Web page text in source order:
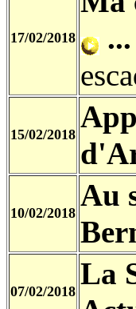
17/02/2018
...
15/02/2018
10/02/2018 Au
07/02/2018 La